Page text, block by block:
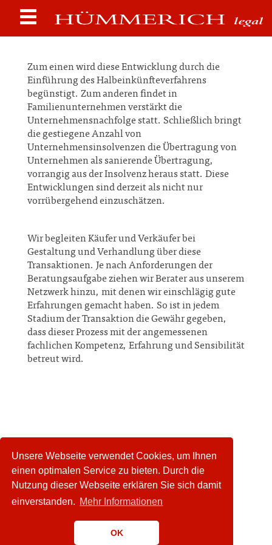
Unsere Webseite verwendet Cookies, um Ihnen
einen optimalen Service zu bieten. Durch die
Nutzung dieser Webseite erklären Sie sich damit
einverstanden. Mehr Informationen
OK
Zum einen wird diese Entwicklung durch die
Einführung des Halbeinkünfteverfahrens
begünstigt. Zum anderen findet in
Familienunternehmen verstärkt die
Unternehmensnachfolge statt. Schließlich bringt
die gestiegene Anzahl von
Unternehmensinsolvenzen die Übertragung von
Unternehmen als sanierende Übertragung,
vorrangig aus der Insolvenz heraus statt. Diese
Entwicklungen sind derzeit als nicht nur
vorrübergehend einzuschätzen.
Wir begleiten Käufer und Verkäufer bei
Gestaltung und Verhandlung über diese
Transaktionen. Je nach Anforderungen der
Beratungsaufgabe ziehen wir Berater aus unserem
Netzwerk hinzu, mit denen wir einschlägig gute
Erfahrungen gemacht haben. So ist in jedem
Stadium der Transaktion die Gewähr gegeben,
dass dieser Prozess mit der angemessenen
fachlichen Kompetenz, Erfahrung und Sensibilität
betreut wird.